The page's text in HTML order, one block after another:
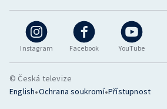
Instagram Facebook YouTube
© Česká televize
English•Ochrana soukromí•Přístupnost